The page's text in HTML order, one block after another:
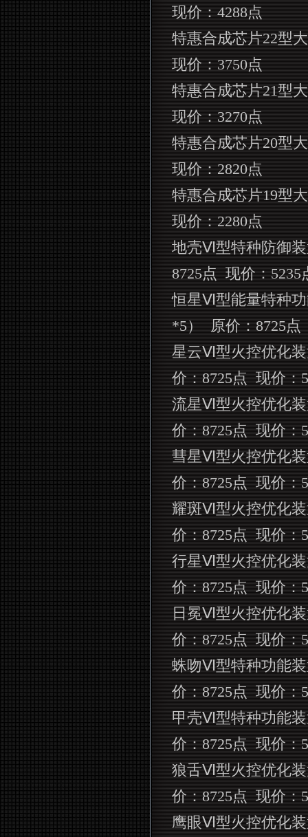
现价：4288点
特惠合成芯片22型
现价：3750点
特惠合成芯片21型
现价：3270点
特惠合成芯片20型
现价：2820点
特惠合成芯片19型
现价：2280点
地壳Ⅵ型特种防御
8725点 现价：5235
恒星Ⅵ型能量特种
*5） 原价：8725点
星云Ⅵ型火控优化
价：8725点 现价：
流星Ⅵ型火控优化
价：8725点 现价：
彗星Ⅵ型火控优化
价：8725点 现价：
耀斑Ⅵ型火控优化
价：8725点 现价：
行星Ⅵ型火控优化
价：8725点 现价：
日冕Ⅵ型火控优化
价：8725点 现价：
蛛吻Ⅵ型特种功能
价：8725点 现价：
甲壳Ⅵ型特种功能
价：8725点 现价：
狼舌Ⅵ型火控优化
价：8725点 现价：
鹰眼Ⅵ型火控优化